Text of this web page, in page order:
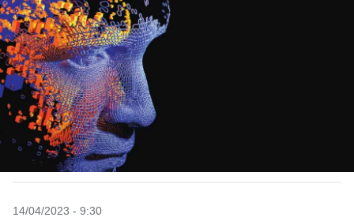
14/04/2023 - 9:30